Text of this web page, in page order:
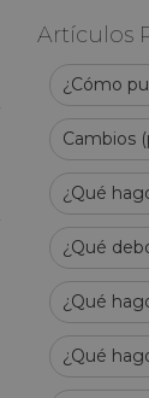
Artículos